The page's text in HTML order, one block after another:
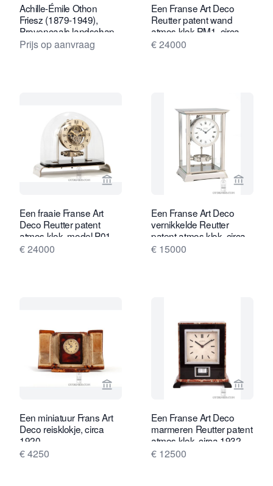
Achille-Émile Othon
Friesz (1879-1949),
Provençaals landschap
Prijs op aanvraag
Een Franse Art Deco
Reutter patent wand
atmos klok RM1, circa
1934.
€ 24000
Bekijk verkoperspagina van Gude &
Een fraaie Franse Art
Deco Reutter patent
atmos klok, model P01,
circa 1935.
€ 24000
Bekijk
Een Franse Art Deco
vernikkelde Reutter
patent atmos klok, circa
1933.
€ 15000
Bekijk verkoperspagina van Gude &
Een miniatuur Frans Art
Deco reisklokje, circa
1920
€ 4250
Bekijk
Een Franse Art Deco
marmeren Reutter patent
atmos klok, circa 1932
€ 12500